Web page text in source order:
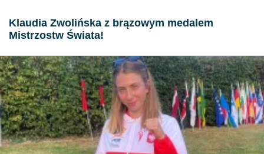
Klaudia Zwolińska z brązowym medalem
Mistrzostw Świata!